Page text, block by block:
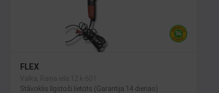
FLEX
Valka, Raiņa iela 12 k-601
Stāvoklis Ilgstoši lietots (Garantija 14 dienas)